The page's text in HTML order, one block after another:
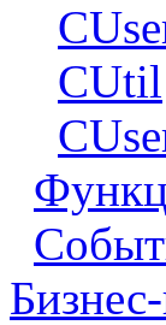
CUtil